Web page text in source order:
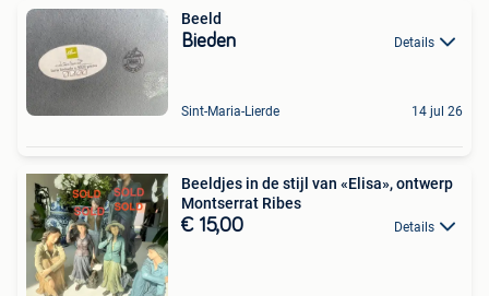
Beeld
Bieden Details
Sint-Maria-Lierde 14 jul 26
Beeldjes in de stijl van «Elisa», ontwerp
Montserrat Ribes
€ 15,00 Details